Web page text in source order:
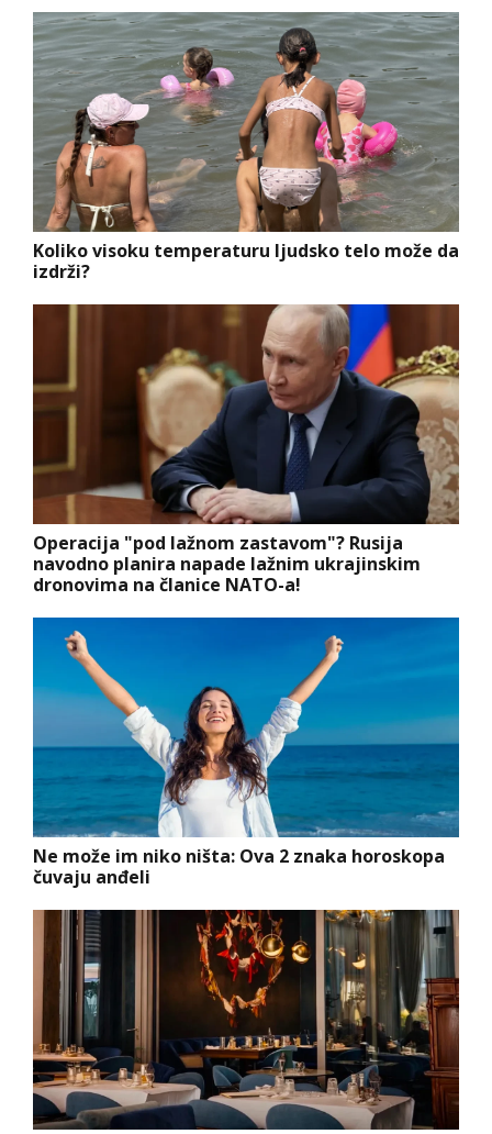
Koliko visoku temperaturu ljudsko telo može da
izdrži?
Operacija "pod lažnom zastavom"? Rusija
navodno planira napade lažnim ukrajinskim
dronovima na članice NATO-a!
Ne može im niko ništa: Ova 2 znaka horoskopa
čuvaju anđeli